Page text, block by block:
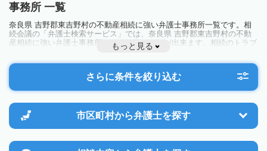
事務所 一覧
奈良県 吉野郡東吉野村の不動産相続に強い弁護士事務所一覧です。相
続会議の「弁護士検索サービス」では、奈良県 吉野郡東吉野村の不動
産相続に強い弁護士事務所を一覧で見ることが出来ます。相続のトラブ
ルやお悩みを抱えている方は一度近隣の弁護士に相談してみましょう。
もっと見る
さらに条件を絞り込む
市区町村から弁護士を探す